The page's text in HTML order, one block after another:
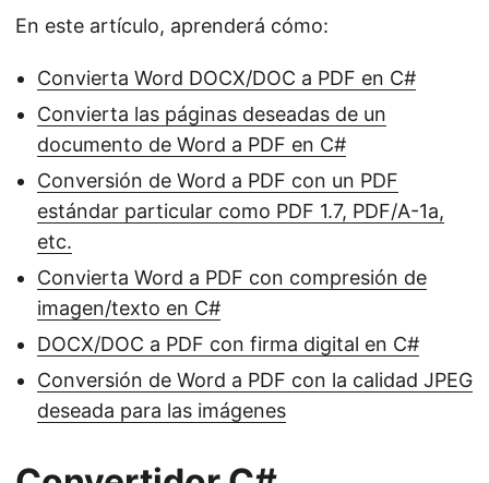
En este artículo, aprenderá cómo:
Convierta Word DOCX/DOC a PDF en C#
Convierta las páginas deseadas de un
documento de Word a PDF en C#
Conversión de Word a PDF con un PDF
estándar particular como PDF 1.7, PDF/A-1a,
etc.
Convierta Word a PDF con compresión de
imagen/texto en C#
DOCX/DOC a PDF con firma digital en C#
Conversión de Word a PDF con la calidad JPEG
deseada para las imágenes